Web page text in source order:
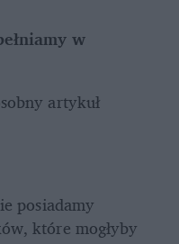
w
artykuł
posiadamy
które mogłyby